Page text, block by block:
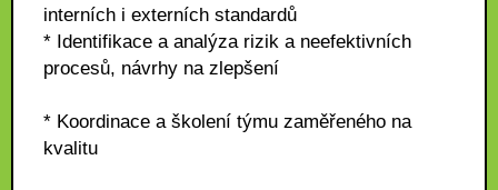
interních i externích standardů
* Identifikace a analýza rizik a neefektivních
procesů, návrhy na zlepšení
* Koordinace a školení týmu zaměřeného na
kvalitu